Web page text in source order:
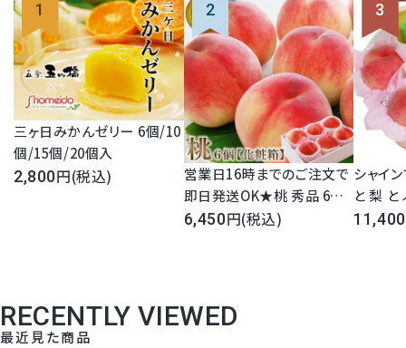
三ヶ日みかんゼリー 6個/10
個/15個/20個入
2,800
(税込)
営業日16時までのご注文で
即日発送OK★桃 秀品 6個
セット 化粧箱入り 国産
6,450 (税込)
シャイ
と 梨 と
ENT
11,400
RECENTLY VIEWED
最近見た商品